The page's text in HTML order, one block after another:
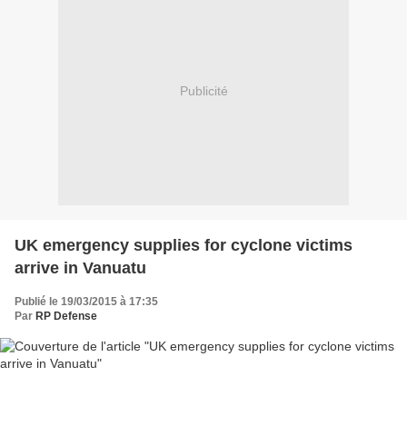
Publicité
UK emergency supplies for cyclone victims
arrive in Vanuatu
Publié le 19/03/2015 à 17:35
Par RP Defense